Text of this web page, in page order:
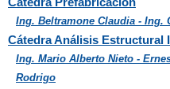
Ing. Beltramone Claudia - Ing.
Cátedra Análisis Estructural
Ing. Mario Alberto Nieto -
Rodrigo